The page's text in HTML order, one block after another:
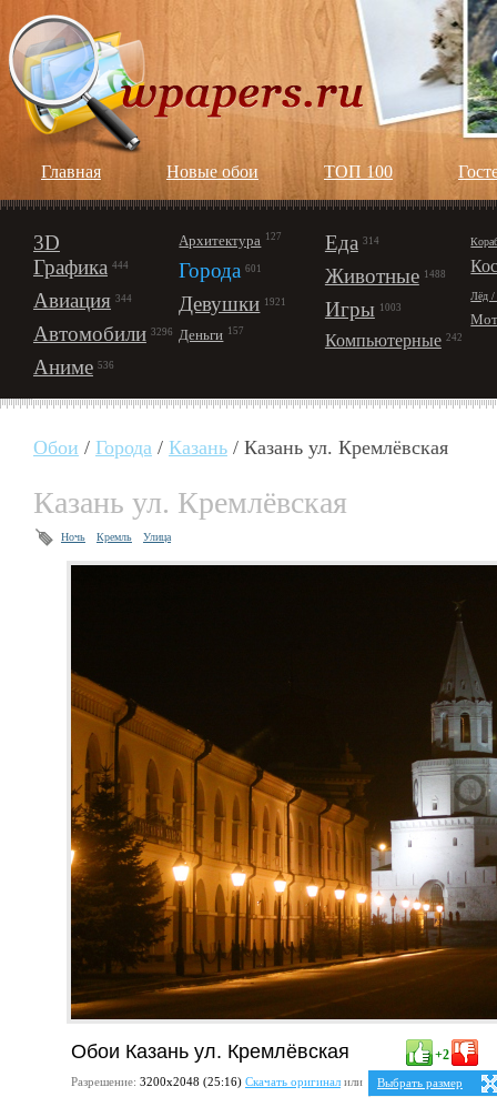
Главная Новые обои ТОП 100
3D
Графика 444
Авиация 344
Автомобили 3296
Аниме 536
Архитектура 127
Города 601
Девушки 1921
Деньги 157
Еда 314
Животные 1488
Игры 1003
Компьютерные 242
Лёд
Обои / Города / Казань / Казань ул. Кремлёвская
Казань ул. Кремлёвская
Ночь Кремль Улица
Обои Казань ул. Кремлёвская +2
Разрешение: 3200х2048 (25:16) Скачать оригиналили
Выбрать размер